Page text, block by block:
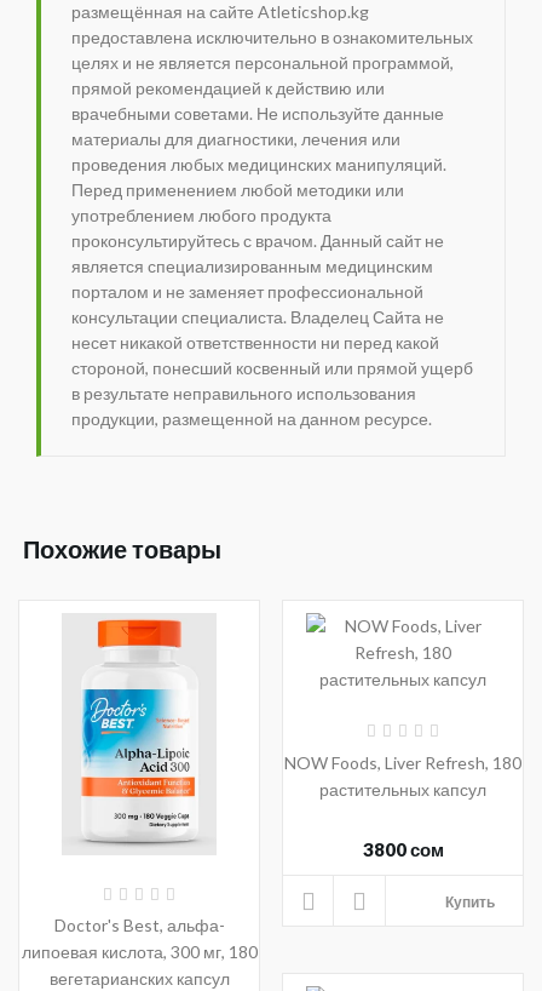
размещённая на сайте Atleticshop.kg
предоставлена исключительно в ознакомительных
целях и не является персональной программой,
прямой рекомендацией к действию или
врачебными советами. Не используйте данные
материалы для диагностики, лечения или
проведения любых медицинских манипуляций.
Перед применением любой методики или
употреблением любого продукта
проконсультируйтесь с врачом. Данный сайт не
является специализированным медицинским
порталом и не заменяет профессиональной
консультации специалиста. Владелец Сайта не
несет никакой ответственности ни перед какой
стороной, понесший косвенный или прямой ущерб
в результате неправильного использования
продукции, размещенной на данном ресурсе.
Похожие товары
Doctor's Best, альфа-
липоевая кислота, 300 мг, 180
вегетарианских капсул
NOW Foods, Liver Refresh, 180
растительных капсул
3800 сом
Купить